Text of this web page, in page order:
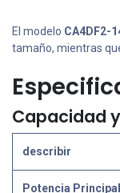
El modelo CA4DF2-
tamaño, mientras
Capacidad
describir
Potencia